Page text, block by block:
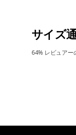
サイズ
64% レビュアー